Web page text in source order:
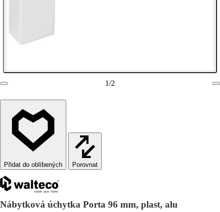
1/2
Porovnat
Nábytková úchytka Porta 96 mm, plast, alu